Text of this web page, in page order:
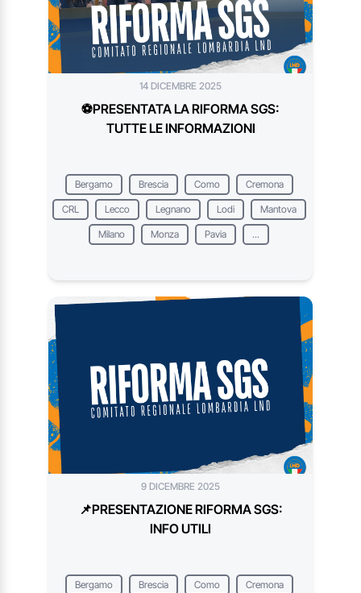
14 DICEMBRE 2025
⚽️PRESENTATA LA RIFORMA SGS:
TUTTE LE INFORMAZIONI
Bergamo Brescia Como Cremona
CRL Lecco Legnano Lodi Mantova
Milano Monza Pavia ...
9 DICEMBRE 2025
📌PRESENTAZIONE RIFORMA SGS:
INFO UTILI
Bergamo Brescia Como Cremona